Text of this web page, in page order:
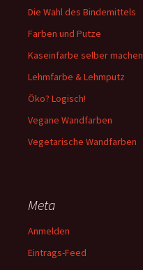
Die Wahl des Bindemittels
Farben und Putze
Kaseinfarbe selber machen
Lehmfarbe & Lehmputz
Öko? Logisch!
Vegane Wandfarben
Vegetarische Wandfarben
Meta
Anmelden
Eintrags-Feed